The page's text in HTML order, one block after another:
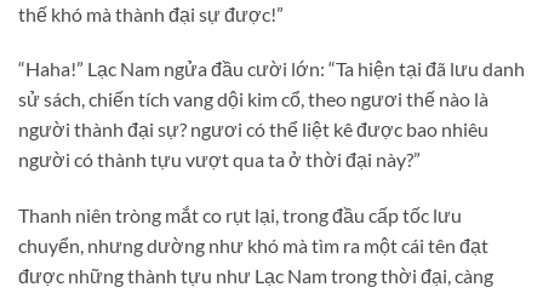
thế khó mà thành đại sự được!”
“Haha!” Lạc Nam ngửa đầu cười lớn: “Ta hiện tại đã lưu danh
sử sách, chiến tích vang dội kim cổ, theo ngươi thế nào là
người thành đại sự? ngươi có thể liệt kê được bao nhiêu
người có thành tựu vượt qua ta ở thời đại này?”
Thanh niên tròng mắt co rụt lại, trong đầu cấp tốc lưu
chuyển, nhưng dường như khó mà tìm ra một cái tên đạt
được những thành tựu như Lạc Nam trong thời đại, càng